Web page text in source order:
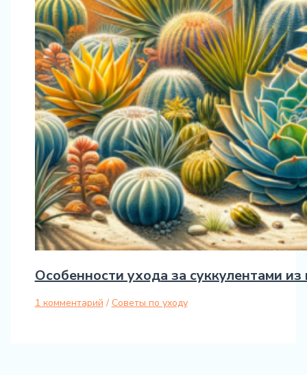
Особенности ухода за суккулентами из
1 комментарий / Советы по уходу